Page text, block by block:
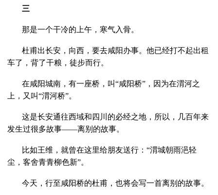
三
那是一个干冷的上午，寒气入骨。
杜甫出长安，向西，要去咸阳办事。他已经打不起出租
车了，背了干粮，徒步而行。
在咸阳城南，有一座桥，叫“咸阳桥”，因为在渭河之
上，又叫“渭河桥”。
这是长安通往西域和四川的必经之地，所以，几百年来
发生过很多故事——离别的故事。
比如王维，就曾在这里给朋友送行：“渭城朝雨浥轻
尘，客舍青青柳色新”。
今天，行至咸阳桥的杜甫，也将会写一首离别的故事。